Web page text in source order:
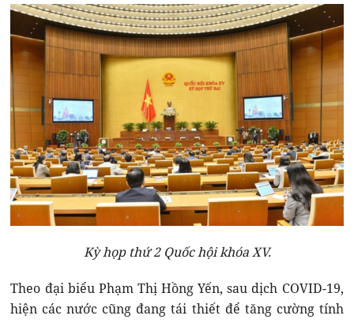
Kỳ họp thứ 2 Quốc hội khóa XV.
Theo đại biểu Phạm Thị Hồng Yến, sau dịch COVID-19,
hiện các nước cũng đang tái thiết để tăng cường tính